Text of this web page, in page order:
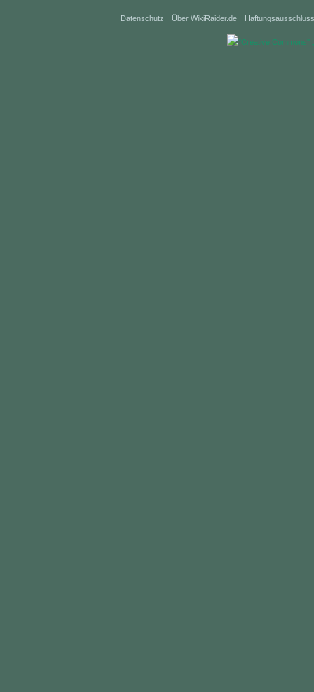
Datenschutz Über WikiRaider.de